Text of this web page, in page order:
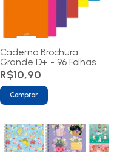
Caderno Brochura
Grande D+ - 96 Folhas
R$10,90
Comprar